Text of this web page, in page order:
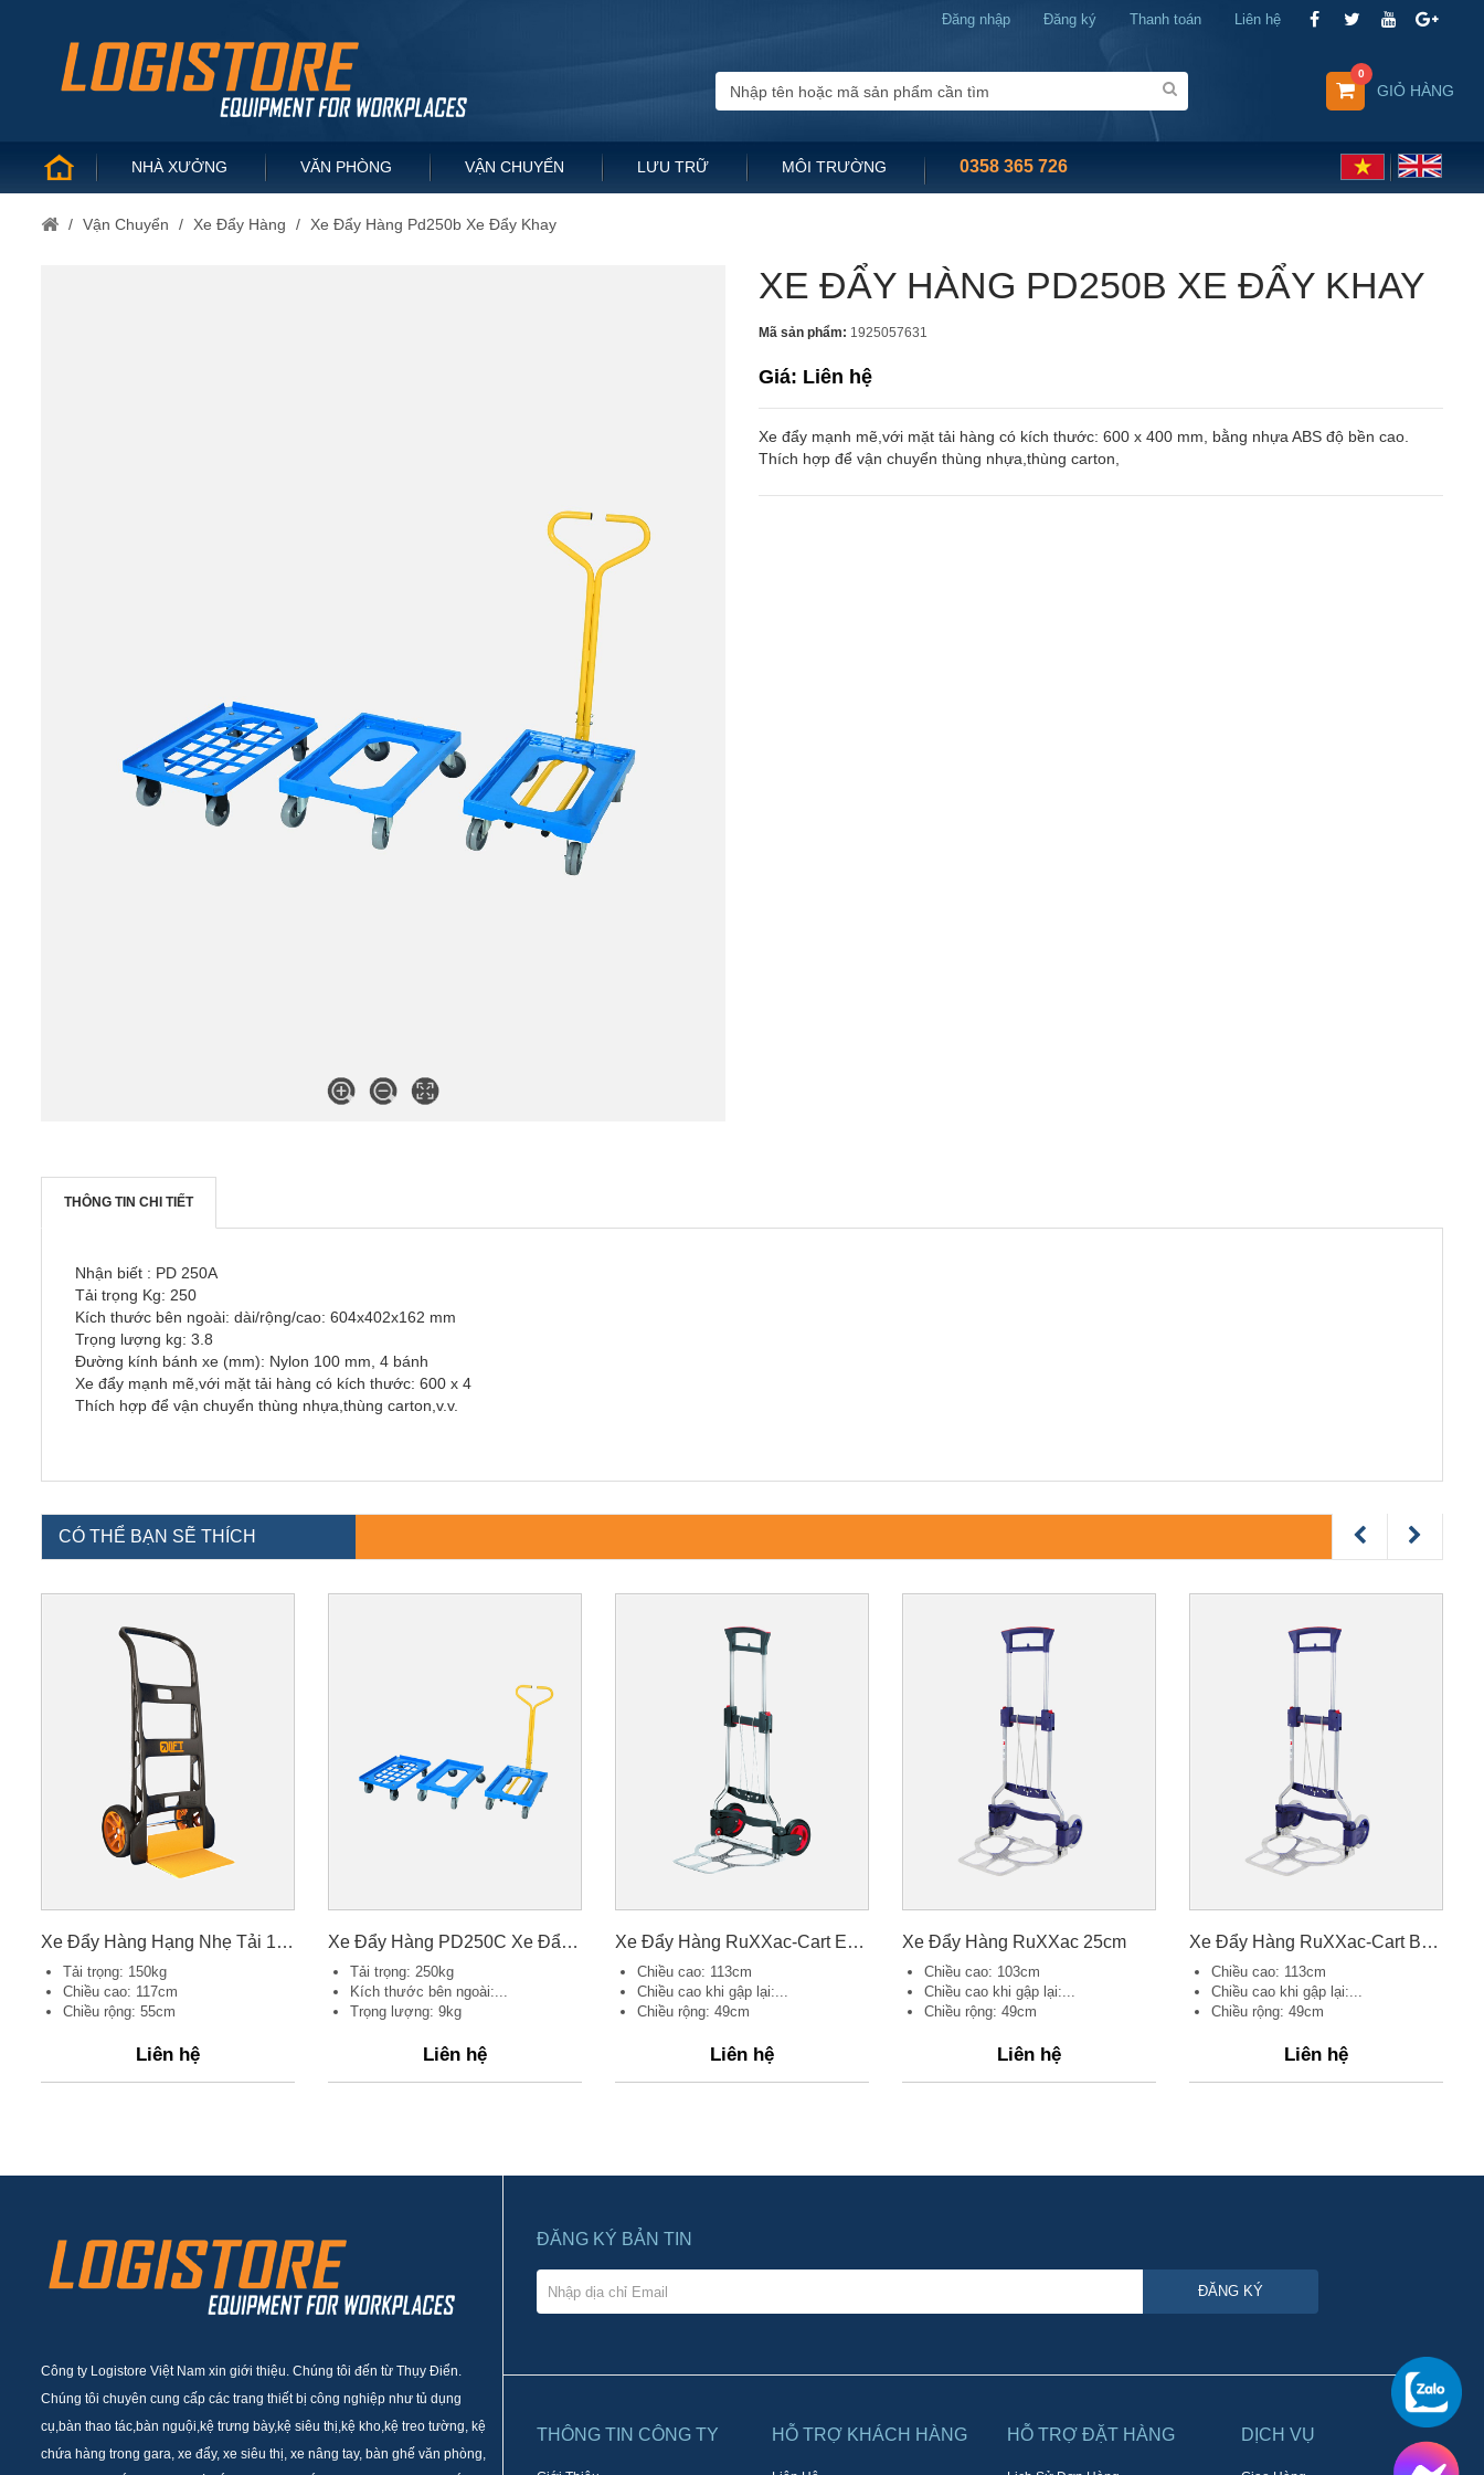
Liên hệ
Thanh toán
Đăng ký
Đăng nhập
GIỎ HÀNG
0
NHÀ XƯỞNG VĂN PHÒNG VẬN CHUYỂN LƯU TRỮ MÔI TRƯỜNG 0358 365 726
/ Vận Chuyển / Xe Đẩy Hàng / Xe Đẩy Hàng Pd250b Xe Đẩy Khay
XE ĐẨY HÀNG PD250B XE ĐẨY KHAY
Mã sản phẩm: 1925057631
Giá: Liên hệ
Xe đẩy mạnh mẽ,với mặt tải hàng có kích thước: 600 x 400 mm, bằng nhựa ABS độ bền cao.
Thích hợp để vận chuyển thùng nhựa,thùng carton,
THÔNG TIN CHI TIẾT
Nhận biết : PD 250A
Tải trọng Kg: 250
Kích thước bên ngoài: dài/rộng/cao: 604x402x162 mm
Trọng lượng kg: 3.8
Đường kính bánh xe (mm): Nylon 100 mm, 4 bánh
Xe đẩy mạnh mẽ,với mặt tải hàng có kích thước: 600 x 4
Thích hợp để vận chuyển thùng nhựa,thùng carton,v.v.
CÓ THỂ BẠN SẼ THÍCH
Xe Đẩy Hàng Hạng Nhẹ Tải 150kg
Tải trọng: 150kg
Chiều cao: 117cm
Chiều rộng: 55cm
Liên hệ
Xe Đẩy Hàng PD250C Xe Đẩy Khay
Tải trọng: 250kg
Kích thước bên ngoài:...
Trọng lượng: 9kg
Liên hệ
Xe Đẩy Hàng RuXXac-Cart Exclusive 41cm
Chiều cao: 113cm
Chiều cao khi gập lại:...
Chiều rộng: 49cm
Liên hệ
Xe Đẩy Hàng RuXXac 25cm
Chiều cao: 103cm
Chiều cao khi gập lại:...
Chiều rộng: 49cm
Liên hệ
Xe Đẩy Hàng RuXXac-Cart Business XL 41cm
Chiều cao: 113cm
Chiều cao khi gập lại:...
Chiều rộng: 49cm
Liên hệ
Công ty Logistore Việt Nam xin giới thiệu. Chúng tôi đến từ Thụy Điển.
Chúng tôi chuyên cung cấp các trang thiết bị công nghiệp như tủ dụng
cụ,bàn thao tác,bàn nguội,kệ trưng bày,kệ siêu thị,kệ kho,kệ treo tường, kệ
chứa hàng trong gara, xe đẩy, xe siêu thị, xe nâng tay, bàn ghế văn phòng,
ĐĂNG KÝ BẢN TIN
ĐĂNG KÝ
THÔNG TIN CÔNG TY HỖ TRỢ KHÁCH HÀNG HỖ TRỢ ĐẶT HÀNG DỊCH VỤ